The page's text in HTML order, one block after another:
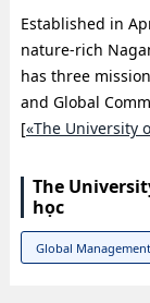
Established in
nature-rich
has three
and Global
[«The University
The
học
Global